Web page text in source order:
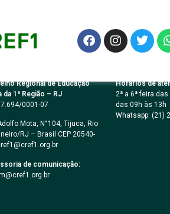
Nº
Regional de Educação
da 1ª Região – RJ
0001-07
Mota, N°104, Tijuca, Rio
RJ – Brasil CEP 20540-
de comunicação:
Horários de
2ª a 6ª feira
das 09h às 13h
Whatsapp: (21)